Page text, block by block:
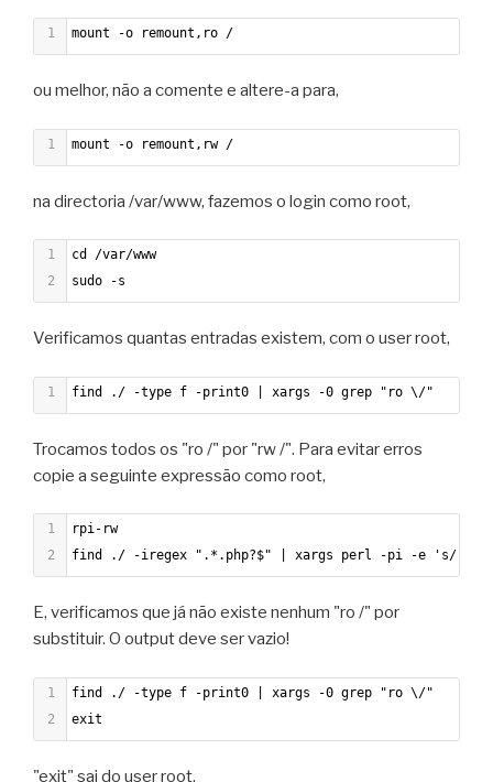
1 mount -o remount,ro /
ou melhor, não a comente e altere-a para,
1 mount -o remount,rw /
na directoria /var/www, fazemos o login como root,
1
cd /var/www
2
sudo -s
Verificamos quantas entradas existem, com o user root,
1 find ./ -type f -print0 | xargs -0 grep "ro \/"
Trocamos todos os "ro /" por "rw /". Para evitar erros
copie a seguinte expressão como root,
1
rpi-rw
2
find ./ -iregex ".*.php?$" | xargs perl -pi -e 's/ro
E, verificamos que já não existe nenhum "ro /" por
substituir. O output deve ser vazio!
1
find ./ -type f -print0 | xargs -0 grep "ro \/"
2
exit
"exit" sai do user root.